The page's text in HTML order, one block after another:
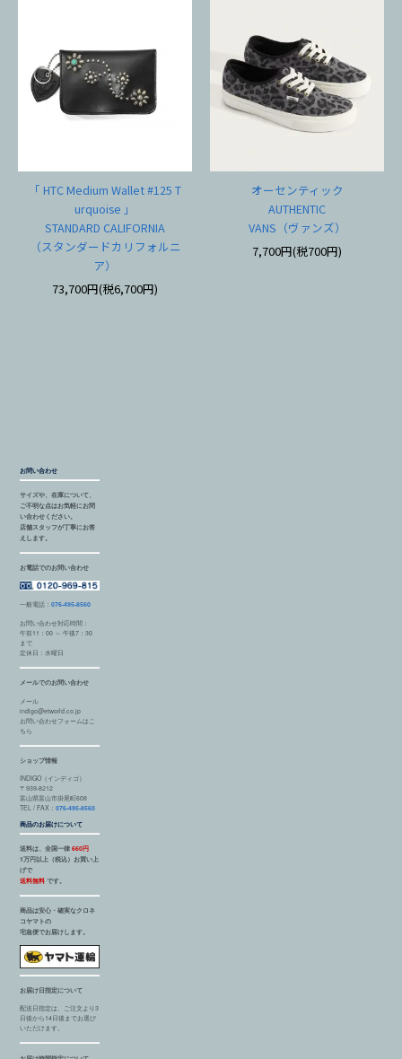
「 HTC Medium Wallet #125 T
urquoise 」
STANDARD CALIFORNIA
（スタンダードカリフォルニ
ア）
73,700円(税6,700円)
オーセンティック
AUTHENTIC
VANS（ヴァンズ）
7,700円(税700円)
お問い合わせ
サイズや、在庫について、
ご不明な点はお気軽にお問
い合わせください。
店舗スタッフが丁寧にお答
えします。
お電話でのお問い合わせ
一般電話：076-495-8560
お問い合わせ対応時間：
午前11：00 ～ 午後7：30
まで
定休日：水曜日
メールでのお問い合わせ
メール
indigo@etworld.co.jp
お問い合わせフォームはこ
ちら
ショップ情報
INDIGO（インディゴ）
〒939-8212
富山県富山市掛尾町608
TEL / FAX：076-495-8560
商品のお届けについて
送料は、全国一律660円
1万円以上（税込）お買い上
げで
送料無料 です。
商品は安心・確実なクロネ
コヤマトの
宅急便でお届けします。
お届け日指定について
配送日指定は、ご注文より3
日後から14日後までお選び
いただけます。